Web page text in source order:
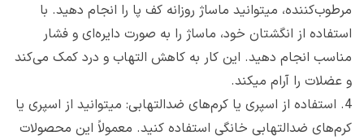
مرطوب‌کننده، میتوانید ماساژ روزانه کف پا را انجام دهید. با
استفاده از انگشتان خود، ماساژ را به صورت دایره‌ای و فشار
مناسب انجام دهید. این کار به کاهش التهاب و درد کمک می‌کند
و عضلات را آرام میکند.
4. استفاده از اسپری یا کرم‌های ضدالتهابی: میتوانید از اسپری یا
کرم‌های ضدالتهابی خانگی استفاده کنید. معمولاً این محصولات